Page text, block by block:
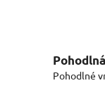
Pohodlné